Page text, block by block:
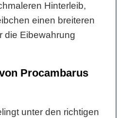
Hinterleib,
einen breiteren
die Eibewahrung
Procambarus
unter den richtigen